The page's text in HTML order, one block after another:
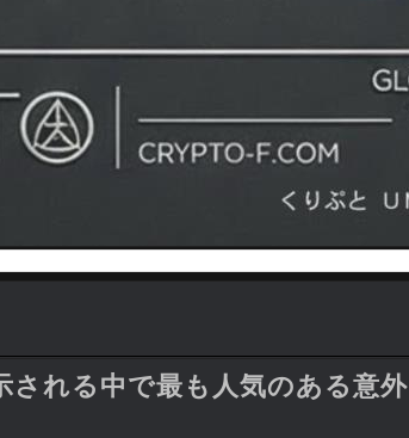
される中で最も人気のある意外